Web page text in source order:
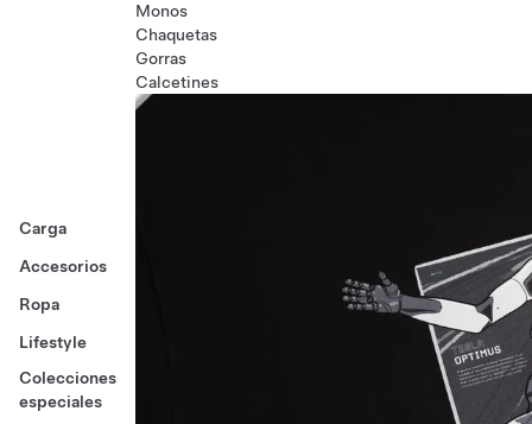
Carga
Accesorios
Ropa
Lifestyle
Colecciones
especiales
Monos
Chaquetas
Gorras
Calcetines